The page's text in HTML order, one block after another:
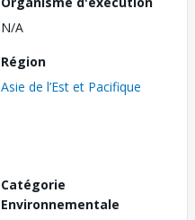
N/A
Région
Asie de l’Est et Pacifique
Catégorie
Environnementale